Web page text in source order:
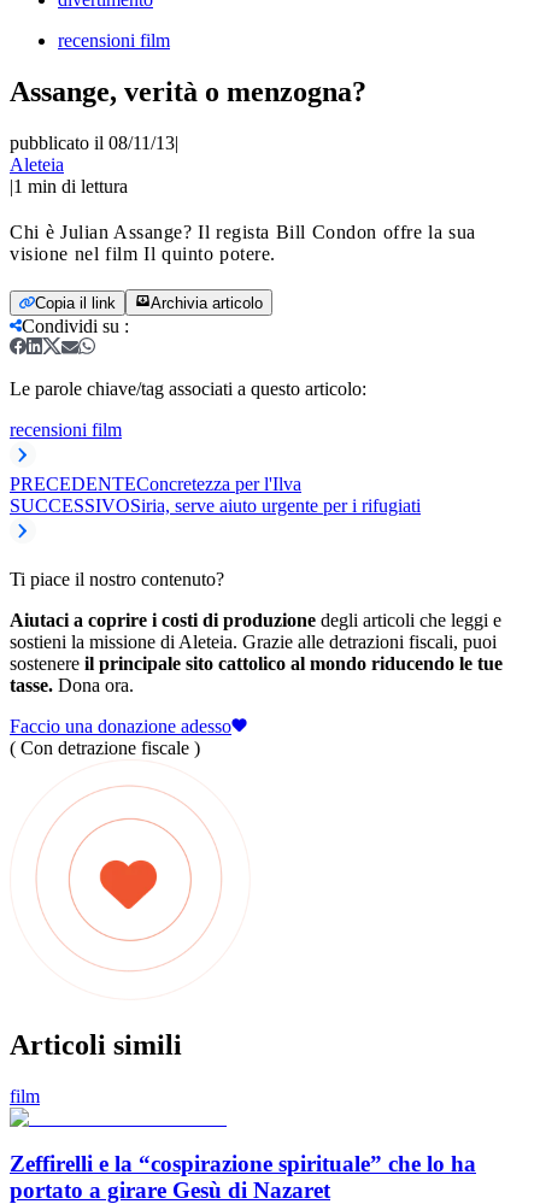
recensioni film
Assange, verità o menzogna?
pubblicato il 08/11/13|
Aleteia
|1 min di lettura
Chi è Julian Assange? Il regista Bill Condon offre la sua
visione nel film Il quinto potere.
Copia il link Archivia articolo
Condividi su :
Le parole chiave/tag associati a questo articolo:
recensioni film
PRECEDENTEConcretezza per l'Ilva
SUCCESSIVOSiria, serve aiuto urgente per i rifugiati
Ti piace il nostro contenuto?
Aiutaci a coprire i costi di produzione degli articoli che leggi e
sostieni la missione di Aleteia. Grazie alle detrazioni fiscali, puoi
sostenere il principale sito cattolico al mondo riducendo le tue
tasse. Dona ora.
Faccio una donazione adesso
( Con detrazione fiscale )
Articoli simili
film
Zeffirelli e la “cospirazione spirituale” che lo ha
portato a girare Gesù di Nazaret